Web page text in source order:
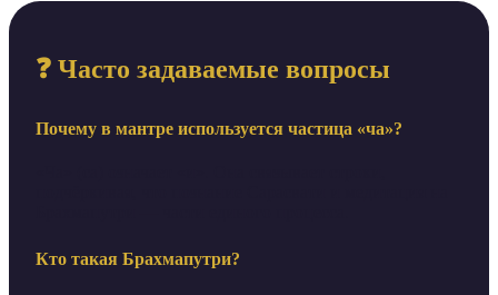
❓ Часто задаваемые вопросы
Почему в мантре используется частица «ча»?
Кто такая Брахмапутри?